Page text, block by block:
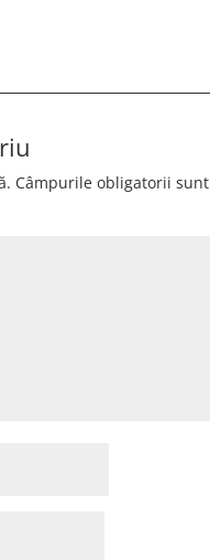
Câmpurile obligatorii